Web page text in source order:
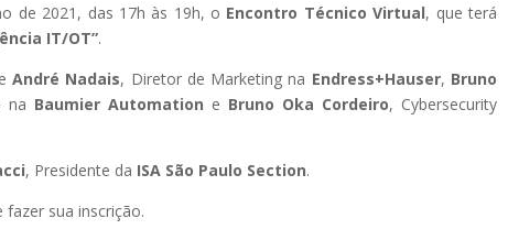
de 2021, das 17h às 19h, o Encontro Técnico Virtual, que terá
IT/OT”.
André Nadais, Diretor de Marketing na Endress+Hauser, Bruno
na Baumier Automation e Bruno Oka Cordeiro, Cybersecurity
, Presidente da ISA São Paulo Section.
sua inscrição.